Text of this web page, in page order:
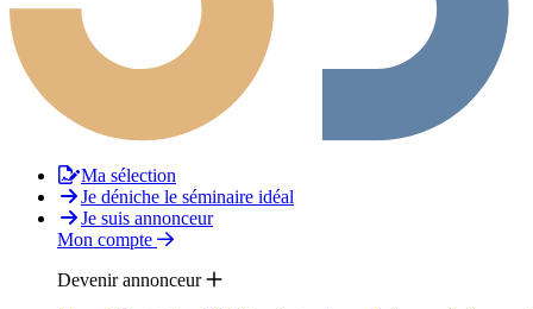
Ma sélection
Je déniche le séminaire idéal
Je suis annonceur
Mon compte
Devenir annonceur